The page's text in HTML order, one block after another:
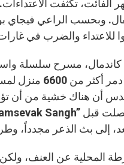
الفائت، تكثفت
وبحسب الراعي فيجاي
مسرح سلسلة
أن هناك خشية من أن
المحلية عن العنف،